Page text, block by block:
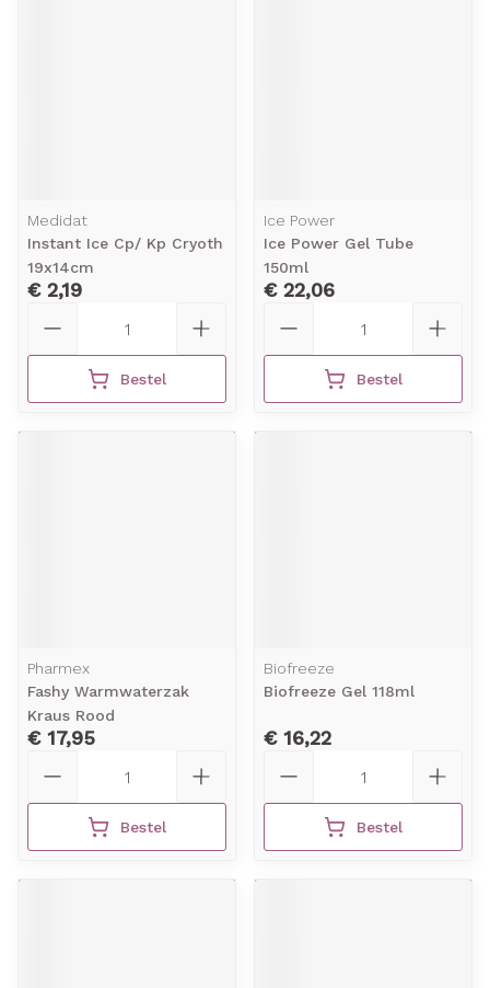
Medidat
Instant Ice Cp/ Kp Cryoth
19x14cm
€ 2,19
Bestel
Ice Power
Ice Power Gel Tube
150ml
€ 22,06
Bestel
Pharmex
Fashy Warmwaterzak
Kraus Rood
€ 17,95
Bestel
Biofreeze
Biofreeze Gel 118ml
€ 16,22
Bestel